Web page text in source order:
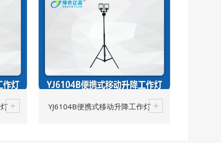
YJ6104B便携式移动升降工作灯